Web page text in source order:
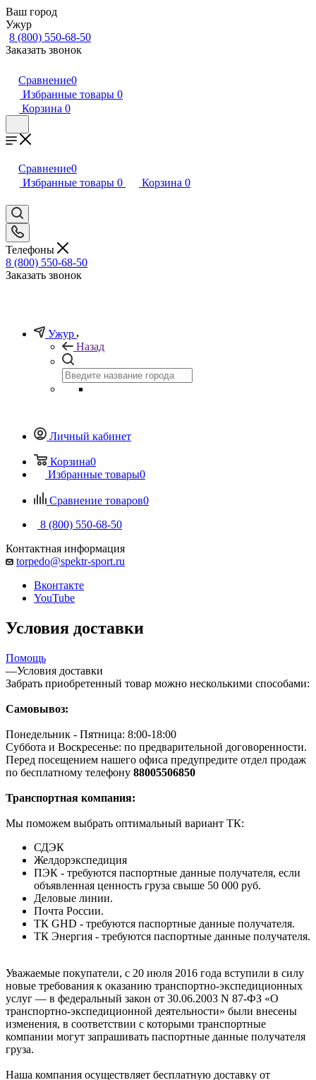
Ваш город
Ужур
8 (800) 550-68-50
Заказать звонок
Сравнение0
Избранные товары 0
Корзина 0
Сравнение0
Избранные товары 0 Корзина 0
Телефоны
8 (800) 550-68-50
Заказать звонок
Ужур
Назад
Личный кабинет
Корзина0
Избранные товары0
Сравнение товаров0
8 (800) 550-68-50
Контактная информация
torpedo@spektr-sport.ru
Вконтакте
YouTube
Условия доставки
Помощь
—Условия доставки
Забрать приобретенный товар можно несколькими способами:
Самовывоз:
Понедельник - Пятница: 8:00-18:00
Суббота и Воскресенье: по предварительной договоренности.
Перед посещением нашего офиса предупредите отдел продаж
по бесплатному телефону 88005506850
Транспортная компания:
Мы поможем выбрать оптимальный вариант ТК:
СДЭК
Желдорэкспедиция
ПЭК - требуются паспортные данные получателя, если
объявленная ценность груза свыше 50 000 руб.
Деловые линии.
Почта России.
ТК GHD - требуются паспортные данные получателя.
ТК Энергия - требуются паспортные данные получателя.
Уважаемые покупатели, с 20 июля 2016 года вступили в силу
новые требования к оказанию транспортно-экспедиционных
услуг — в федеральный закон от 30.06.2003 N 87-ФЗ «О
транспортно-экспедиционной деятельности» были внесены
изменения, в соответствии с которыми транспортные
компании могут запрашивать паспортные данные получателя
груза.
Наша компания осуществляет бесплатную доставку от